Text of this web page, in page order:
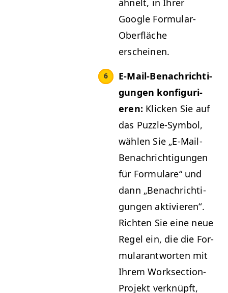
Google For­mu­lar-
Ober­fläche
erscheinen.
E‑Mail-Benachrich­ti­
gun­gen kon­fig­uri­
eren: Klick­en Sie auf
das Puz­zle-Sym­bol,
wählen Sie „E‑Mail-
Benachrich­ti­gun­gen
für For­mu­la­re“ und
dann „Benachrich­ti­
gun­gen aktivieren“.
Richt­en Sie eine neue
Regel ein, die die For­
mu­la­rant­worten mit
Ihrem Work­sec­tion-
Pro­jekt verknüpft,